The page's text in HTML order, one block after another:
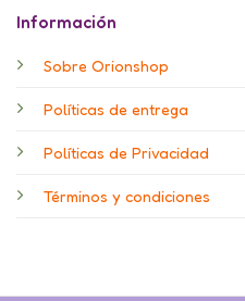
Información
Sobre Orionshop
Políticas de entrega
Políticas de Privacidad
Términos y condiciones